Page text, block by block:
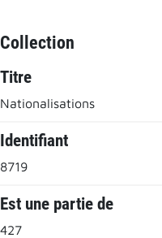
Collection
Titre
Nationalisations
Identifiant
8719
Est une partie de
427